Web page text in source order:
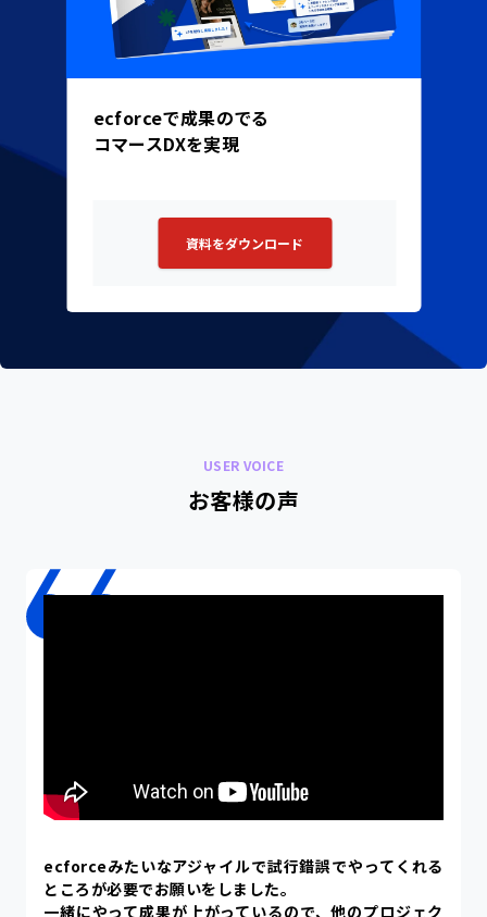
コマースDXを実現
資料をダウンロード
お客様の声
ところが必要でお願いをしました。
一緒にやって成果が上がっているので、他のプロジェク
トにもつなげていきたいと思っています。